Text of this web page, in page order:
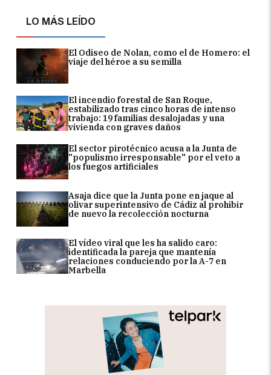
LO MÁS LEÍDO
El Odiseo de Nolan, como el de Homero: el
viaje del héroe a su semilla
El incendio forestal de San Roque,
estabilizado tras cinco horas de intenso
trabajo: 19 familias desalojadas y una
vivienda con graves daños
El sector pirotécnico acusa a la Junta de
"populismo irresponsable" por el veto a
los fuegos artificiales
Asaja dice que la Junta pone en jaque al
olivar superintensivo de Cádiz al prohibir
de nuevo la recolección nocturna
El vídeo viral que les ha salido caro:
identificada la pareja que mantenía
relaciones conduciendo por la A-7 en
Marbella